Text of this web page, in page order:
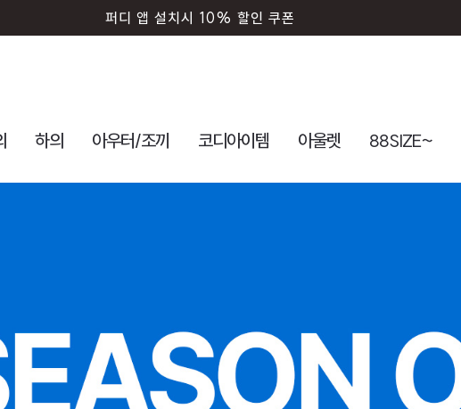
퍼디 앱 설치시 10% 할인 쿠폰
하의 아우터/조끼 코디아이템 아울렛 88SIZE~